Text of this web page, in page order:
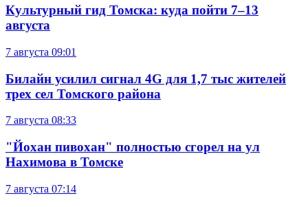
Культурный гид Томска: куда пойти 7–13
августа
7 августа 09:01
Билайн усилил сигнал 4G для 1,7 тыс жителей
трех сел Томского района
7 августа 08:33
"Йохан пивохан" полностью сгорел на ул
Нахимова в Томске
7 августа 07:14